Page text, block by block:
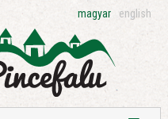
magyar english